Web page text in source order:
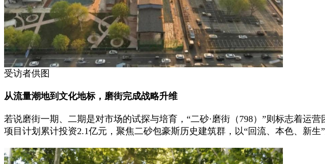
受访者供图
从流量潮地到文化地标，磨街完成战略升维
若说磨街一期、二期是对市场的试探与培育，“二砂·磨街（798）”则标志着运
项目计划累计投资2.1亿元，聚焦二砂包豪斯历史建筑群，以“回流、本色、新